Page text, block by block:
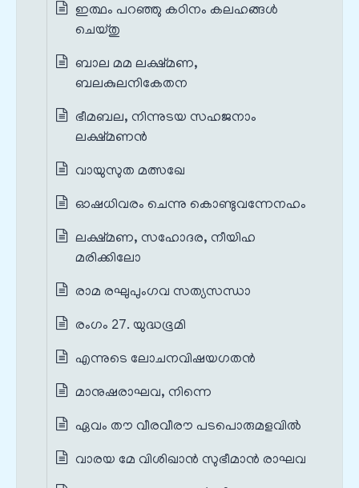
ഇത്ഥം പറഞ്ഞു കഠിനം കലഹങ്ങൾ
ചെയ്തു
ബാല മമ ലക്ഷ്മണ,
ബലകുലനികേതന
ഭീമബല, നിന്നുടയ സഹജനാം
ലക്ഷ്മണൻ
വായുസുത മത്സഖേ
ഓഷധിവരം ചെന്നു കൊണ്ടുവന്നേനഹം
ലക്ഷ്മണ, സഹോദര, നീയിഹ
മരിക്കിലോ
രാമ രഘുപുംഗവ സത്യസന്ധാ
രംഗം 27. യുദ്ധഭൂമി
എന്നുടെ ലോചനവിഷയഗതൻ
മാനുഷരാഘവ, നിന്നെ
ഏവം തൗ വീരവീരൗ പടപൊരുമളവിൽ
വാരയ മേ വിശിഖാൻ സുഭീമാൻ രാഘവ